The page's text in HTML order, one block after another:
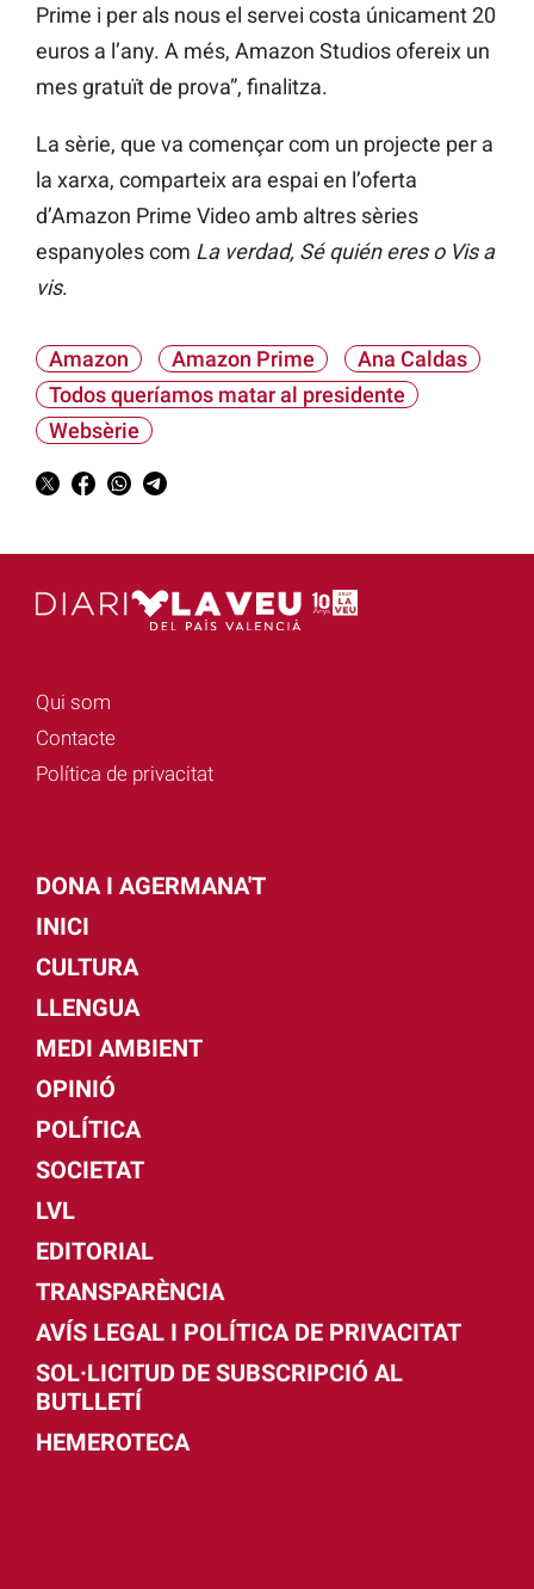
Prime i per als nous el servei costa únicament 20
euros a l’any. A més, Amazon Studios ofereix un
mes gratuït de prova”, finalitza.
La sèrie, que va començar com un projecte per a
la xarxa, comparteix ara espai en l’oferta
d’Amazon Prime Video amb altres sèries
espanyoles com La verdad, Sé quién eres o Vis a
vis.
Amazon Amazon Prime
Ana Caldas
Todos queríamos matar al presidente
Websèrie
Qui som
Contacte
Política de privacitat
DONA I AGERMANA'T
INICI
CULTURA
LLENGUA
MEDI AMBIENT
OPINIÓ
POLÍTICA
SOCIETAT
LVL
EDITORIAL
TRANSPARÈNCIA
AVÍS LEGAL I POLÍTICA DE PRIVACITAT
SOL·LICITUD DE SUBSCRIPCIÓ AL
BUTLLETÍ
HEMEROTECA